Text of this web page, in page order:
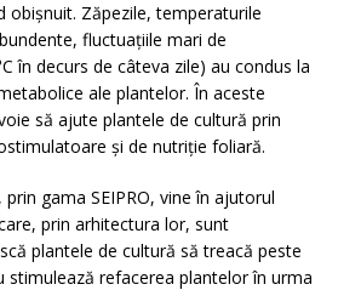
obișnuit. Zăpezile, temperaturile
fluctuațiile mari de
în decurs de câteva zile) au condus la
ale plantelor. În aceste
să ajute plantele de cultură prin
și de nutriție foliară.
gama SEIPRO, vine în ajutorul
prin arhitectura lor, sunt
plantele de cultură să treacă peste
stimulează refacerea plantelor în urma